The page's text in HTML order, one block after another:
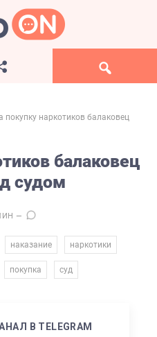
покупку наркотиков балаковец
балаковец
судом
—
наказание наркотики
покупка суд
В TELEGRAM